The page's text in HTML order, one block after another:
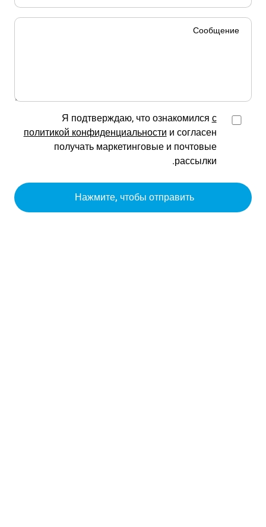
Я подтверждаю, что ознакомилсяс
политикой конфиденциальностии согласен
получать маркетинговые и почтовые
рассылки.